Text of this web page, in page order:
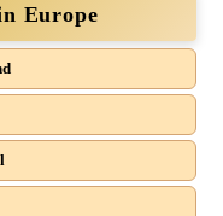
Europe